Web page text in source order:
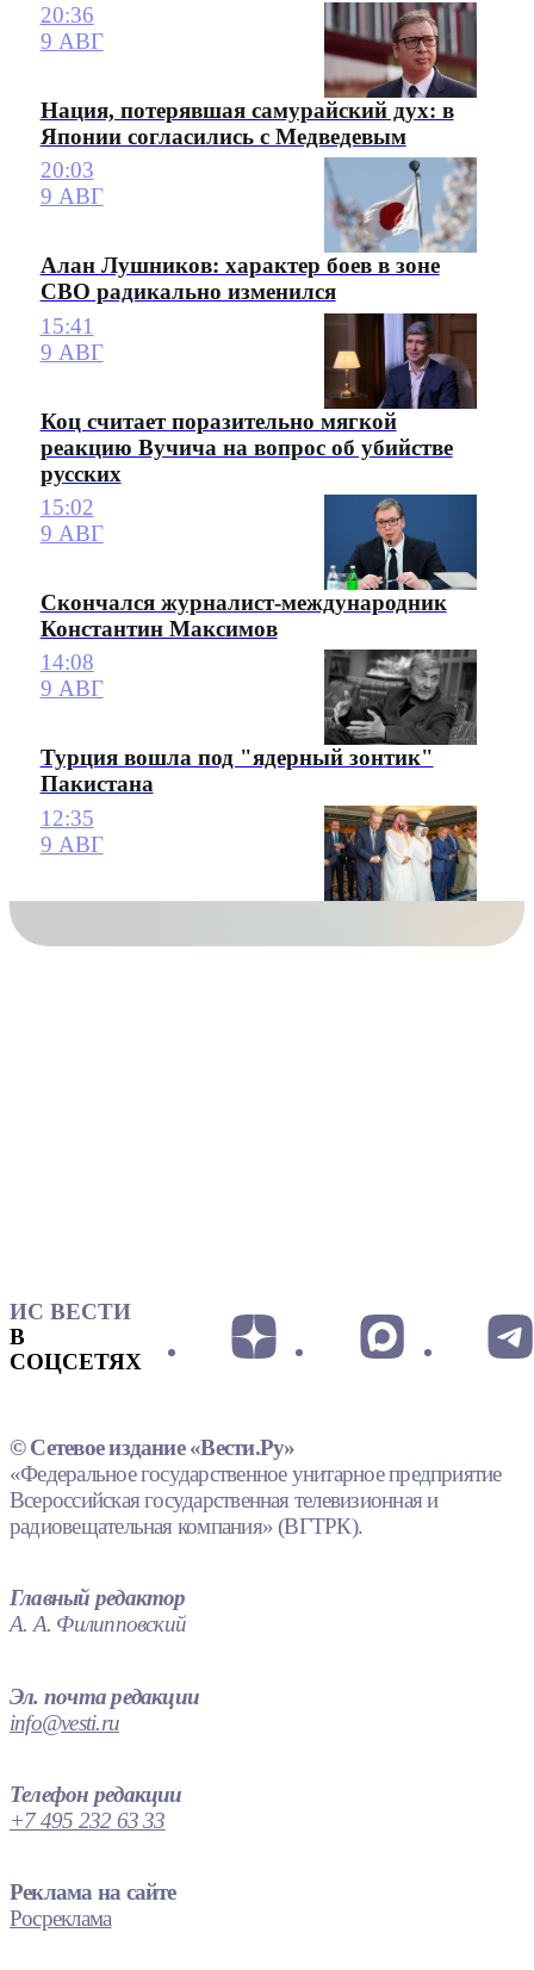
20:36
9 АВГ
Нация, потерявшая самурайский дух: в
Японии согласились с Медведевым
20:03
9 АВГ
Алан Лушников: характер боев в зоне
СВО радикально изменился
15:41
9 АВГ
Коц считает поразительно мягкой
реакцию Вучича на вопрос об убийстве
русских
15:02
9 АВГ
Скончался журналист-международник
Константин Максимов
14:08
9 АВГ
Турция вошла под "ядерный зонтик"
Пакистана
12:35
9 АВГ
ИС ВЕСТИ
В
СОЦСЕТЯХ
© Сетевое издание «Вести.Ру»
«Федеральное государственное унитарное предприятие
Всероссийская государственная телевизионная и
радиовещательная компания» (ВГТРК).
Главный редактор
А. А. Филипповский
Эл. почта редакции
info@vesti.ru
Телефон редакции
+7 495 232 63 33
Реклама на сайте
Росреклама